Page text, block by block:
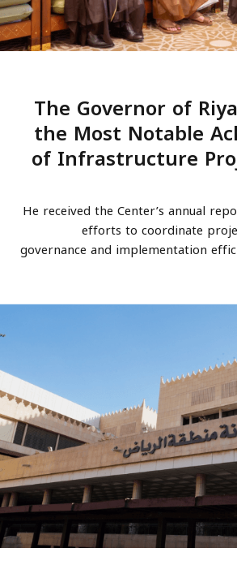
The Governor of
the Most Notable
of Infrastructure
He received the Center’s annual
efforts to coordinate
governance and implementation